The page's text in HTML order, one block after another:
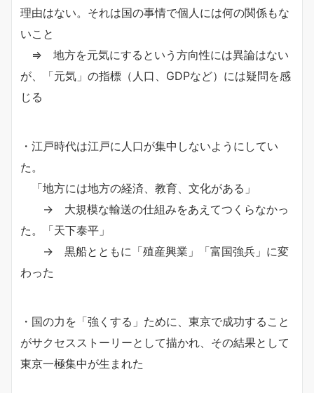
理由はない。それは国の事情で個人には何の関係もな
いこと
⇒ 地方を元気にするという方向性には異論はない
が、「元気」の指標（人口、GDPなど）には疑問を感
じる
・江戸時代は江戸に人口が集中しないようにしてい
た。
「地方には地方の経済、教育、文化がある」
→ 大規模な輸送の仕組みをあえてつくらなかっ
た。「天下泰平」
→ 黒船とともに「殖産興業」「富国強兵」に変
わった
・国の力を「強くする」ために、東京で成功すること
がサクセスストーリーとして描かれ、その結果として
東京一極集中が生まれた